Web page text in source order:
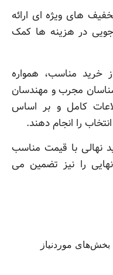
های ویژه ای ارائه
در هزینه ها کمک
خرید مناسب، همواره
مجرب و مهندسان
کامل و بر اساس
را انجام دهند.
نهالی با قیمت مناسب
را نیز تضمین می
بخش‌های موردنیاز